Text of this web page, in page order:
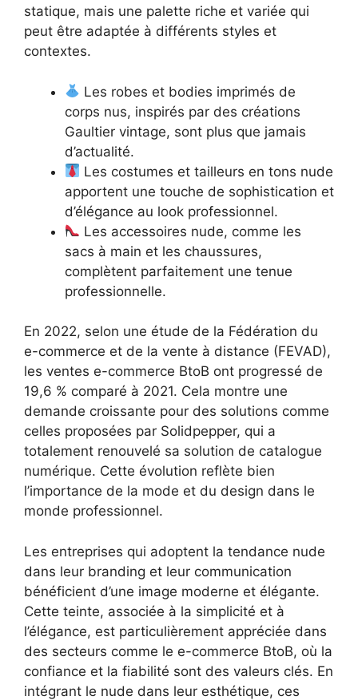
statique, mais une palette riche et variée qui
peut être adaptée à différents styles et
contextes.
Les robes et bodies imprimés de
corps nus, inspirés par des créations
Gaultier vintage, sont plus que jamais
d’actualité.
Les costumes et tailleurs en tons nude
apportent une touche de sophistication et
d’élégance au look professionnel.
Les accessoires nude, comme les
sacs à main et les chaussures,
complètent parfaitement une tenue
professionnelle.
En 2022, selon une étude de la Fédération du
e-commerce et de la vente à distance (FEVAD),
les ventes e-commerce BtoB ont progressé de
19,6 % comparé à 2021. Cela montre une
demande croissante pour des solutions comme
celles proposées par Solidpepper, qui a
totalement renouvelé sa solution de catalogue
numérique. Cette évolution reflète bien
l’importance de la mode et du design dans le
monde professionnel.
Les entreprises qui adoptent la tendance nude
dans leur branding et leur communication
bénéficient d’une image moderne et élégante.
Cette teinte, associée à la simplicité et à
l’élégance, est particulièrement appréciée dans
des secteurs comme le e-commerce BtoB, où la
confiance et la fiabilité sont des valeurs clés. En
intégrant le nude dans leur esthétique, ces